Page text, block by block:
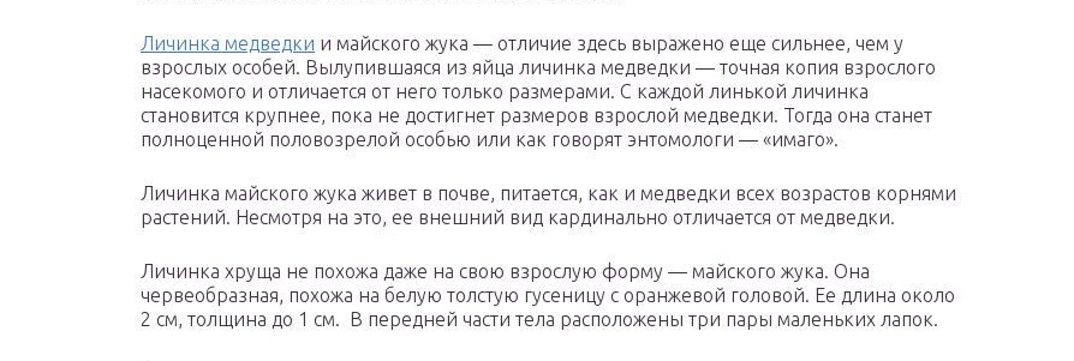
Личинка медведки и майского жука — отличие здесь выражено еще сильнее, чем у
взрослых особей. Вылупившаяся из яйца личинка медведки — точная копия взрослого
насекомого и отличается от него только размерами. С каждой линькой личинка
становится крупнее, пока не достигнет размеров взрослой медведки. Тогда она станет
полноценной половозрелой особью или как говорят энтомологи — «имаго».
Личинка майского жука живет в почве, питается, как и медведки всех возрастов корнями
растений. Несмотря на это, ее внешний вид кардинально отличается от медведки.
Личинка хруща не похожа даже на свою взрослую форму — майского жука. Она
червеобразная, похожа на белую толстую гусеницу с оранжевой головой. Ее длина около
2 см, толщина до 1 см. В передней части тела расположены три пары маленьких лапок.